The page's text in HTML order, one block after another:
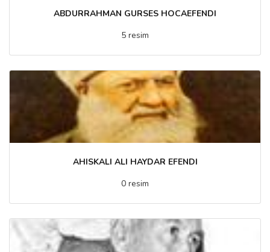
ABDURRAHMAN GURSES HOCAEFENDI
5 resim
AHISKALI ALI HAYDAR EFENDI
0 resim